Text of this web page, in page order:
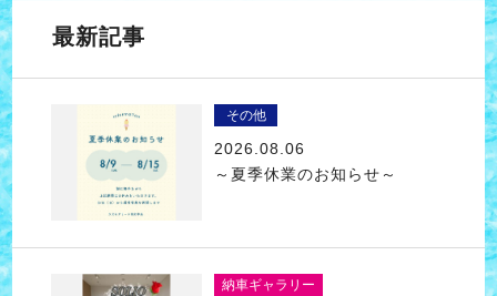
最新記事
その他
2026.08.06
～夏季休業のお知らせ～
納車ギャラリー